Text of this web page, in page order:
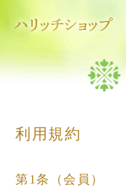
利用規約
第1条（会員）